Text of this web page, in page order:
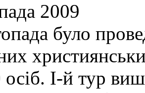
2009
було
І-й тур